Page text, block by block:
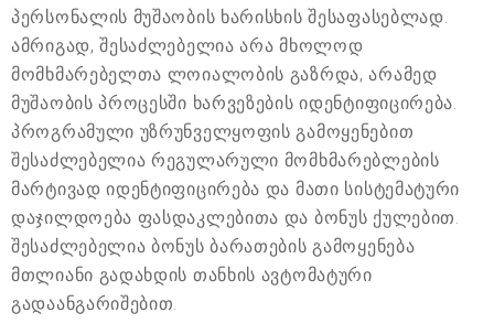
პერსონალის მუშაობის ხარისხის შესაფასებლად.
ამრიგად, შესაძლებელია არა მხოლოდ
მომხმარებელთა ლოიალობის გაზრდა, არამედ
მუშაობის პროცესში ხარვეზების იდენტიფიცირება.
პროგრამული უზრუნველყოფის გამოყენებით
შესაძლებელია რეგულარული მომხმარებლების
მარტივად იდენტიფიცირება და მათი სისტემატური
დაჯილდოება ფასდაკლებითა და ბონუს ქულებით.
შესაძლებელია ბონუს ბარათების გამოყენება
მთლიანი გადახდის თანხის ავტომატური
გადაანგარიშებით.